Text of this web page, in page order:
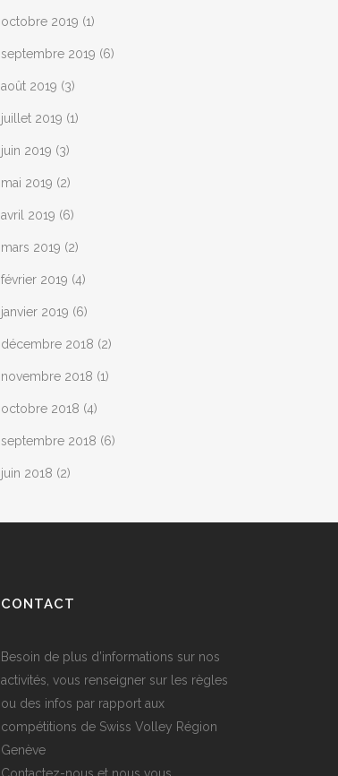
octobre 2019 (1)
septembre 2019 (6)
août 2019 (3)
juillet 2019 (1)
juin 2019 (3)
mai 2019 (2)
avril 2019 (6)
mars 2019 (2)
février 2019 (4)
janvier 2019 (6)
décembre 2018 (2)
novembre 2018 (1)
octobre 2018 (4)
septembre 2018 (6)
juin 2018 (2)
CONTACT
Besoin de plus d’informations sur nos
activités, vous renseigner sur les règles
ou des infos par rapport aux
compétitions de Swiss Volley Région
Genève